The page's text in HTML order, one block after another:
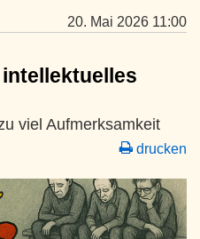
20. Mai 2026 11:00
viel Aufmerksamkeit
drucken